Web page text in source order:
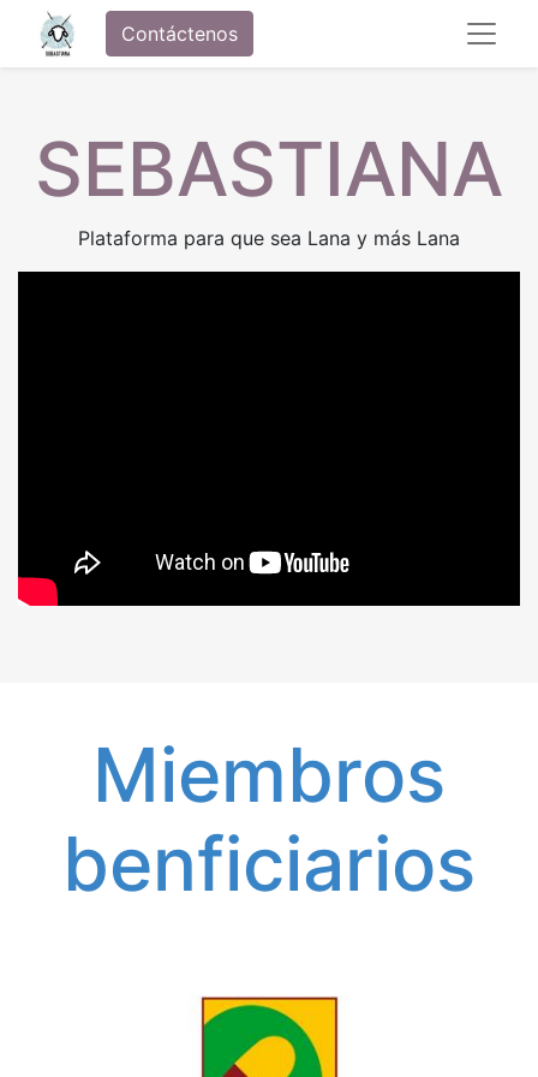
Contáctenos
SEBASTIANA
Plataforma para que sea Lana y más Lana
Miembros
benficiarios